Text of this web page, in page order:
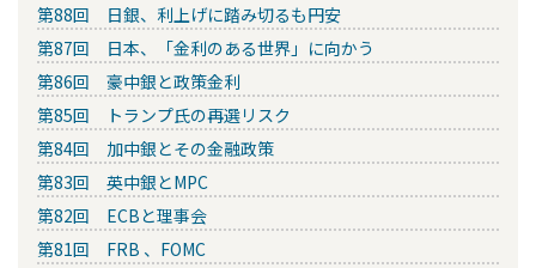
第88回 日銀、利上げに踏み切るも円安
第87回 日本、「金利のある世界」に向かう
第86回 豪中銀と政策金利
第85回 トランプ氏の再選リスク
第84回 加中銀とその金融政策
第83回 英中銀とMPC
第82回 ECBと理事会
第81回 FRB 、FOMC